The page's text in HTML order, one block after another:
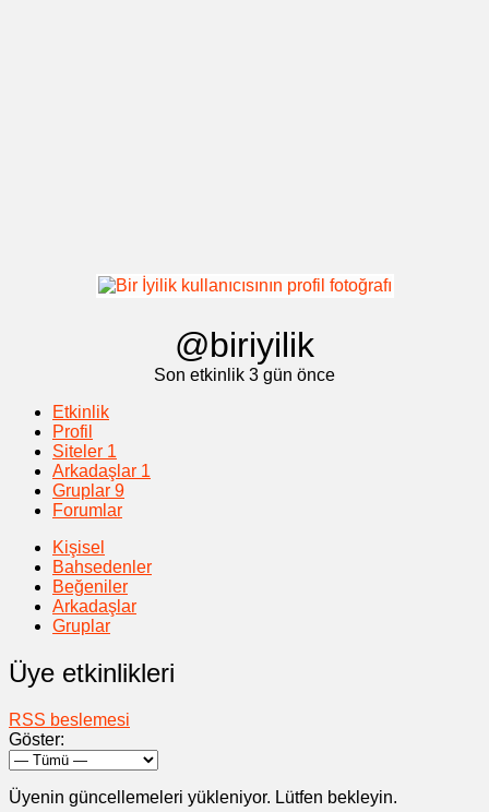
@biriyilik
Son etkinlik 3 gün önce
Etkinlik
Profil
Siteler 1
Arkadaşlar 1
Gruplar 9
Forumlar
Kişisel
Bahsedenler
Beğeniler
Arkadaşlar
Gruplar
Üye etkinlikleri
RSS beslemesi
Göster:
Üyenin güncellemeleri yükleniyor. Lütfen bekleyin.